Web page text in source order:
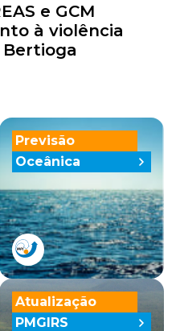
e GCM
à violência
Previsão
Oceânica
Atualização
PMGIRS